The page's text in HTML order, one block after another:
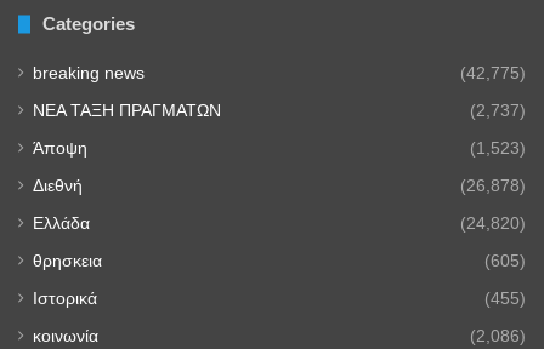
Categories
breaking news (42,775)
NEA TAΞΗ ΠΡΑΓΜΑΤΩΝ (2,737)
Άποψη (1,523)
Διεθνή (26,878)
Ελλάδα (24,820)
θρησκεια (605)
Ιστορικά (455)
κοινωνία (2,086)